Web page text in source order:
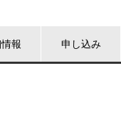
報 申し込み